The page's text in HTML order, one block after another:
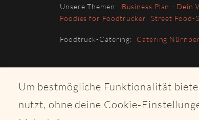
Um bestmögliche Funktionalität
nutzt, ohne deine Cookie-
Unsere Themen: Business Plan - Dein
Foodies for Foodtrucker
Street Food-
Foodtruck-Catering: Catering